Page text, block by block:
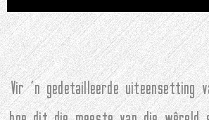
Vir 'n gedetailleerde uiteensetting